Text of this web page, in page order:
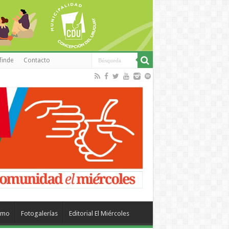
Contacto
Fotogalerías Editorial El Miércoles